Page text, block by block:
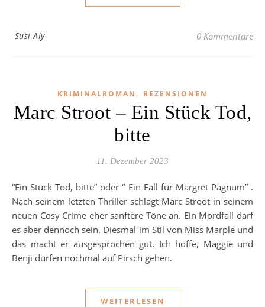
Susi Aly 0 Kommentare
KRIMINALROMAN , REZENSIONEN
Marc Stroot – Ein Stück Tod,
bitte
11. Dezember 2023
“Ein Stück Tod, bitte” oder “ Ein Fall für Margret Pagnum” .
Nach seinem letzten Thriller schlägt Marc Stroot in seinem
neuen Cosy Crime eher sanftere Töne an. Ein Mordfall darf
es aber dennoch sein. Diesmal im Stil von Miss Marple und
das macht er ausgesprochen gut. Ich hoffe, Maggie und
Benji dürfen nochmal auf Pirsch gehen.
WEITERLESEN